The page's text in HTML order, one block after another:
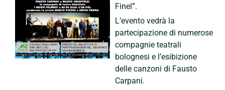
Finel”.
L’evento vedrà la
partecipazione di numerose
compagnie teatrali
bolognesi e l’esibizione
delle canzoni di Fausto
Carpani.